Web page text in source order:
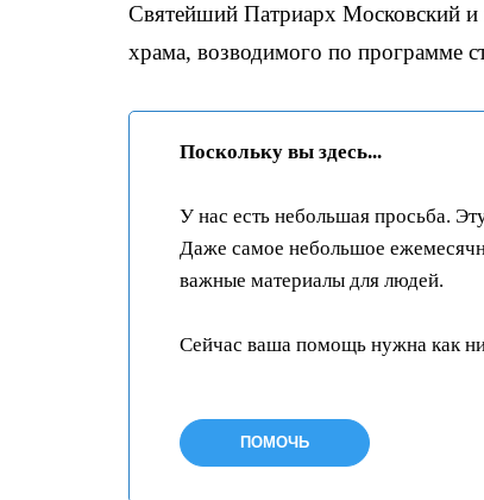
Святейший Патриарх Московский и
храма, возводимого по программе
Поскольку вы здесь...
У нас есть небольшая просьба.
Даже самое небольшое
важные материалы для людей.
Сейчас ваша помощь нужна как
ПОМОЧЬ